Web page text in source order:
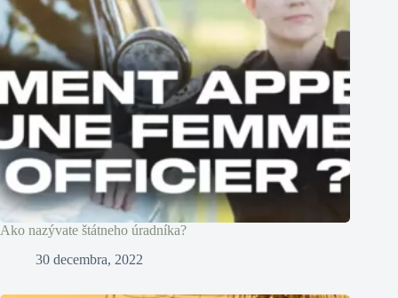
Ako nazývate štátneho úradníka?
30 decembra, 2022